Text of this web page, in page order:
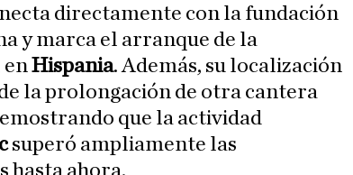
directamente con la fundación
y marca el arranque de la
Hispania. Además, su localización
la prolongación de otra cantera
que la actividad
superó ampliamente las